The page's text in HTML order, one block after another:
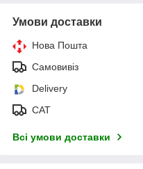
Умови доставки
Нова Пошта
Самовивіз
Delivery
САТ
Всі умови доставки